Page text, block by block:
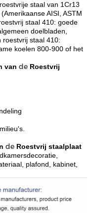
staal van 1Cr13
AISI, ASTM
staal 410: goede
doelbladen,
roestvrij staal 410:
koelen 800-900 of het
van de Roestvrij
de Roestvrij staalplaat
plafond, kabinet,